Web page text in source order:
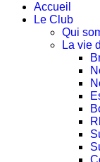
Accueil
Le Club
Qui
La vie